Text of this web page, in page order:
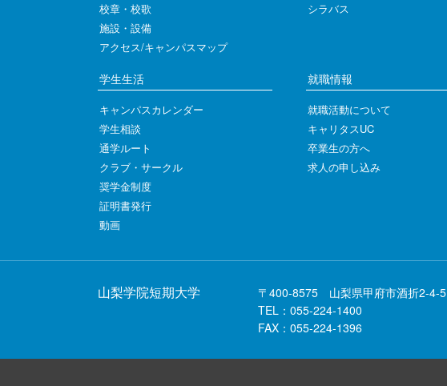
校章・校歌
施設・設備
アクセス/キャンパスマップ
シラバス
学生生活
キャンパスカレンダー
学生相談
通学ルート
クラブ・サークル
奨学金制度
証明書発行
動画
就職情報
就職活動について
キャリタスUC
卒業生の方へ
求人の申し込み
山梨学院短期大学
〒400-8575 山梨県甲府市酒折2-4-5
TEL：055-224-1400
FAX：055-224-1396